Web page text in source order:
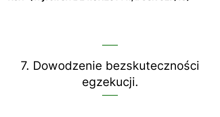
7. Dowodzenie bezskuteczności
egzekucji.